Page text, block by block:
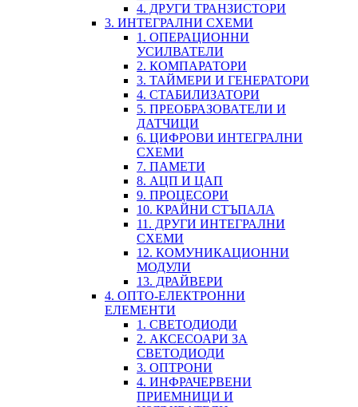
4. ДРУГИ ТРАНЗИСТОРИ
3. ИНТЕГРАЛНИ СХЕМИ
1. ОПЕРАЦИОННИ
УСИЛВАТЕЛИ
2. КОМПАРАТОРИ
3. ТАЙМЕРИ И ГЕНЕРАТОРИ
4. СТАБИЛИЗАТОРИ
5. ПРЕОБРАЗОВАТЕЛИ И
ДАТЧИЦИ
6. ЦИФРОВИ ИНТЕГРАЛНИ
СХЕМИ
7. ПАМЕТИ
8. АЦП И ЦАП
9. ПРОЦЕСОРИ
10. КРАЙНИ СТЪПАЛА
11. ДРУГИ ИНТЕГРАЛНИ
СХЕМИ
12. КОМУНИКАЦИОННИ
МОДУЛИ
13. ДРАЙВЕРИ
4. ОПТО-ЕЛЕКТРОННИ
ЕЛЕМЕНТИ
1. СВЕТОДИОДИ
2. АКСЕСОАРИ ЗА
СВЕТОДИОДИ
3. ОПТРОНИ
4. ИНФРАЧЕРВЕНИ
ПРИЕМНИЦИ И